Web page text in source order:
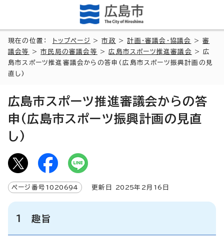
現在の位置： トップページ >市政 >計画・審議会・協議会 >審
議会等
>市民局の審議会等 >広島市スポーツ推進審議会
> 広
島市スポーツ推進審議会からの答申(広島市スポーツ振興計画の見
直し)
広島市スポーツ推進審議会からの答
申(広島市スポーツ振興計画の見直
し)
ページ番号 1020694 更新日 2025年2月 16 日
1 趣旨